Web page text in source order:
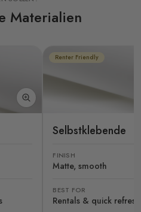
Materialien
Renter Friendly
Selbstklebende
FINISH
Matte, smooth
BEST FOR
Rentals & quick